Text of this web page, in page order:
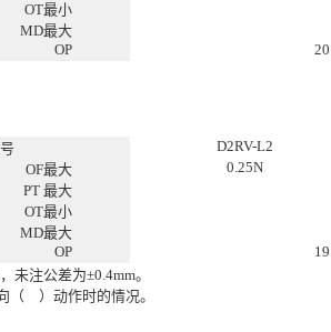
OT最小
MD最大
OP
D2RV-L2
OF最大
0.25N
PT 最大
OT最小
MD最大
OP
未注公差为±0.4mm。
（ ）动作时的情况。